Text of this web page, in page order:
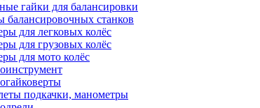
гайки для балансировки
балансировочных станков
для легковых колёс
для грузовых колёс
для мото колёс
подкачки, манометры